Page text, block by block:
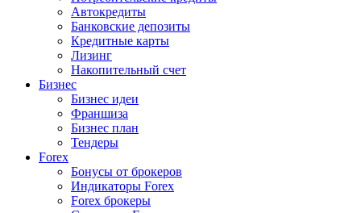
Автокредиты
Банковские депозиты
Кредитные карты
Лизинг
Накопительный счет
Бизнес
Бизнес идеи
Франшиза
Бизнес план
Тендеры
Forex
Бонусы от брокеров
Индикаторы Forex
Forex брокеры